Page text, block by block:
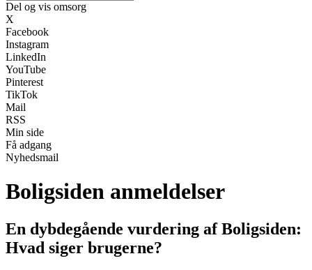
Del og vis omsorg
X
Facebook
Instagram
LinkedIn
YouTube
Pinterest
TikTok
Mail
RSS
Min side
Få adgang
Nyhedsmail
Boligsiden anmeldelser
En dybdegående vurdering af Boligsiden:
Hvad siger brugerne?